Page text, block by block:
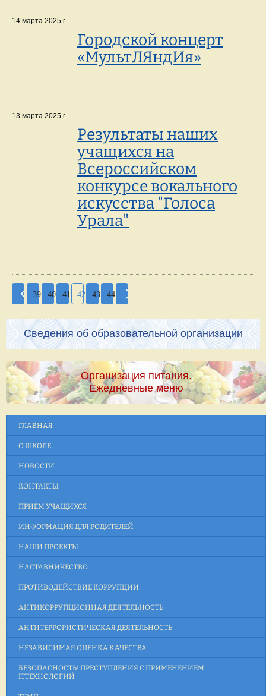
14 марта 2025 г.
Городской концерт
«МультЛЯндИя»
13 марта 2025 г.
Результаты наших
учащихся на
Всероссийском
конкурсе вокального
искусства "Голоса
Урала"
39 40 41 42 43 44
Сведения об образовательной организации
Организация питания.
Ежедневные меню
ГЛАВНАЯ
О ШКОЛЕ
НОВОСТИ
КОНТАКТЫ
ПРИЕМ УЧАЩИХСЯ
ИНФОРМАЦИЯ ДЛЯ РОДИТЕЛЕЙ
НАШИ ПРОЕКТЫ
НАСТАВНИЧЕСТВО
ПРОТИВОДЕЙСТВИЕ КОРРУПЦИИ
АНТИКОРРУПЦИОННАЯ ДЕЯТЕЛЬНОСТЬ
АНТИТЕРРОРИСТИЧЕСКАЯ ДЕЯТЕЛЬНОСТЬ
НЕЗАВИСИМАЯ ОЦЕНКА КАЧЕСТВА
БЕЗОПАСНОСТЬ! ПРЕСТУПЛЕНИЯ С ПРИМЕНЕНИЕМ
ITТЕХНОЛОГИЙ